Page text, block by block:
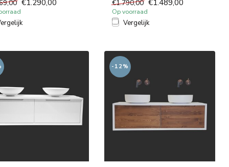
€1.290,00 €1.790,00 €1.489,00
Op voorraad
Vergelijk
-12%